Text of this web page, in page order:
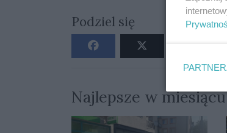
Podziel się
Najlepsze w miesiącu